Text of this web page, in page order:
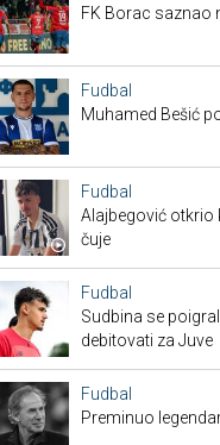
FK Borac saznao
Fudbal
Muhamed Bešić
Fudbal
Alajbegović otkrio
čuje
Fudbal
Sudbina se
debitovati za Juve
Fudbal
Preminuo